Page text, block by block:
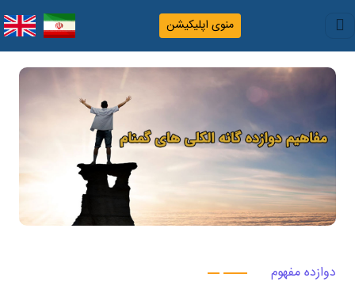
منوی اپلیکیشن
دوازده مفهوم